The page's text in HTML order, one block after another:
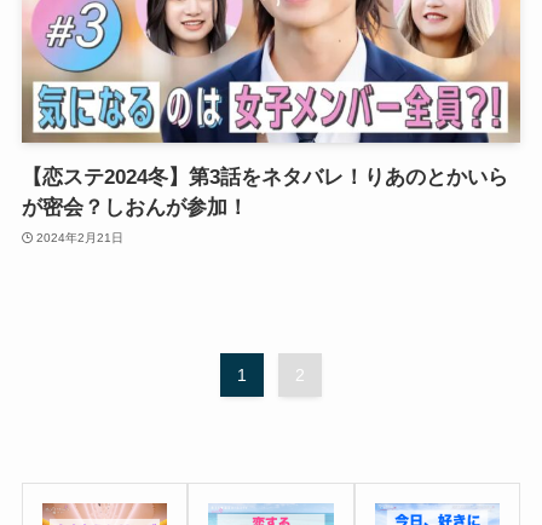
【恋ステ2024冬】第3話をネタバレ！りあのとかいら
が密会？しおんが参加！
2024年2月21日
1 2